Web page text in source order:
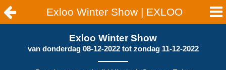
Exloo Winter Show | EXLOO
Exloo Winter Show
van donderdag 08-12-2022tot zondag 11-12-2022